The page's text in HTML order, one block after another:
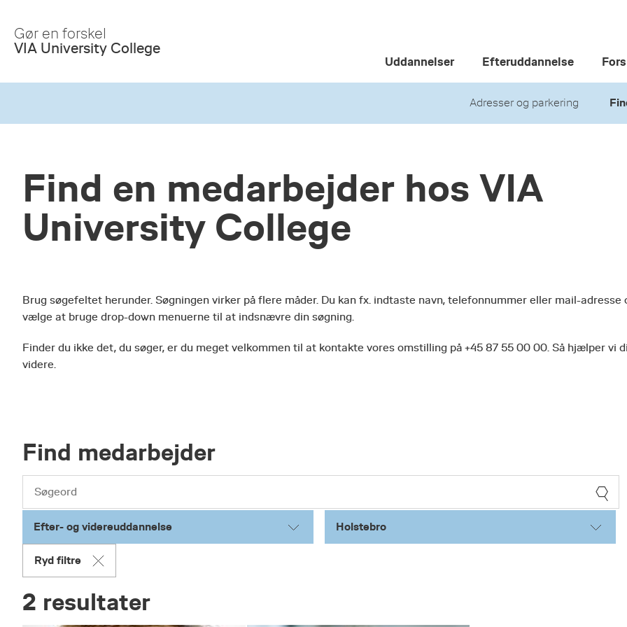
Main
Content
Gør en forskel
VIA University College
Uddannelser Efteruddannelse
Adresser og parkering
Find en medarbejder hos VIA
University College
Brug søgefeltet herunder. Søgningen virker på flere måder. Du kan fx. indtaste navn, telefonnummer eller mail-adresse
vælge at bruge drop-down menuerne til at indsnævre din søgning.
Finder du ikke det, du søger, er du meget velkommen til at kontakte vores omstilling på +45 87 55 00 00. Så hjælper vi
videre.
Find medarbejder
Efter- og videreuddannelse Holstebro
Ryd filtre
2 resultater